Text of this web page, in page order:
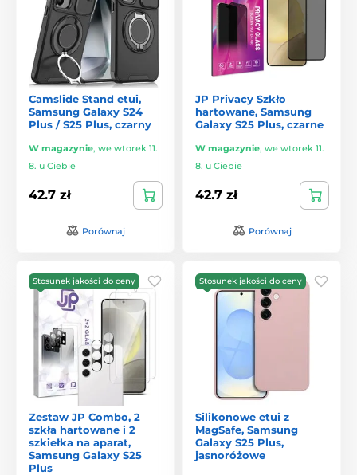
Camslide Stand etui,
Samsung Galaxy S24
Plus / S25 Plus, czarny
W magazynie, we wtorek 11.
8. u Ciebie
42.7 zł
Porównaj
JP Privacy Szkło
hartowane, Samsung
Galaxy S25 Plus, czarne
W magazynie, we wtorek 11.
8. u Ciebie
42.7 zł
Porównaj
Stosunek jakości do ceny
Zestaw JP Combo, 2
szkła hartowane i 2
szkiełka na aparat,
Samsung Galaxy S25
Plus
Stosunek jakości do ceny
Silikonowe etui z
MagSafe, Samsung
Galaxy S25 Plus,
jasnoróżowe